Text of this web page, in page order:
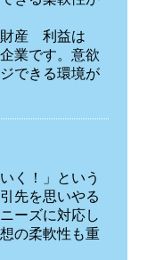
財産 利益は
業です。意欲
できる環境が
く！」という
先を思いやる
ーズに対応し
の柔軟性も重